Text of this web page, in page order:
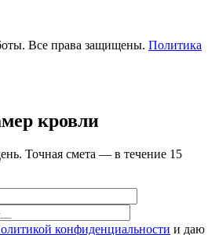
Все права защищены. Политика
кровли
Точная смета — в течение 15
конфиденциальности и даю